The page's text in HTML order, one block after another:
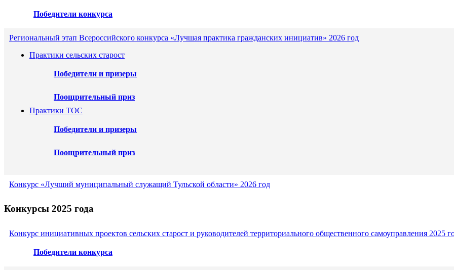
Победители конкурса
Региональный этап Всероссийского конкурса «Лучшая практика гражданских инициатив» 2026 год
Практики сельских старост
Победители и призеры
Поощрительный приз
Практики ТОС
Победители и призеры
Поощрительный приз
Конкурс «Лучший муниципальный служащий Тульской области» 2026 год
Конкурсы 2025 года
Конкурс инициативных проектов сельских старост и руководителей территориального общественного самоуправления 2025
Победители конкурса